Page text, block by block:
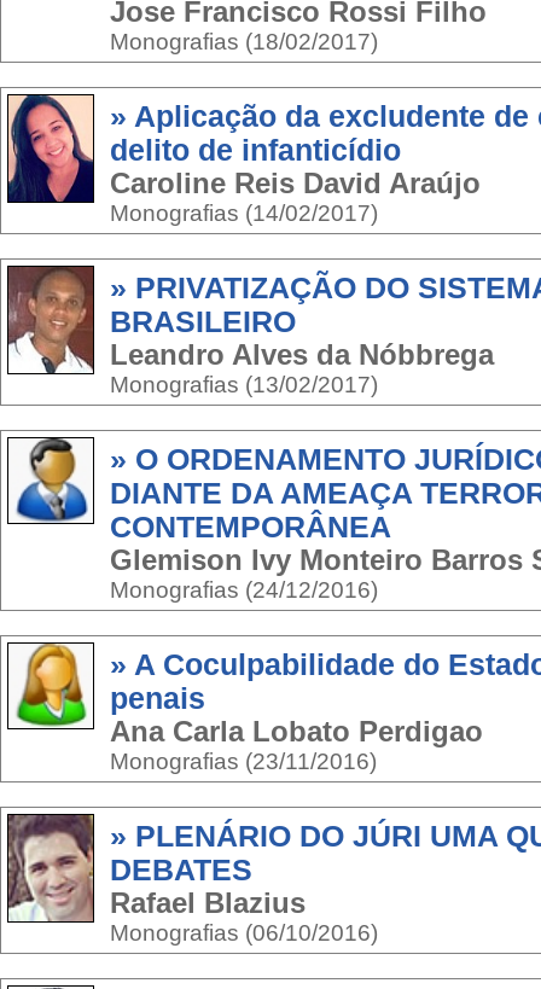
Jose Francisco Rossi Filho
Monografias (18/02/2017)
» Aplicação da excludente
delito de infanticídio
Caroline Reis David Araújo
Monografias (14/02/2017)
» PRIVATIZAÇÃO DO
BRASILEIRO
Leandro Alves da Nóbbrega
Monografias (13/02/2017)
» O ORDENAMENTO
DIANTE DA AMEAÇA
CONTEMPORÂNEA
Glemison Ivy Monteiro Barros
Monografias (24/12/2016)
» A Coculpabilidade do
penais
Ana Carla Lobato Perdigao
Monografias (23/11/2016)
» PLENÁRIO DO JÚRI UMA
DEBATES
Rafael Blazius
Monografias (06/10/2016)